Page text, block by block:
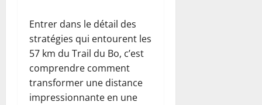
Entrer dans le détail des
stratégies qui entourent les
57 km du Trail du Bo, c’est
comprendre comment
transformer une distance
impressionnante en une